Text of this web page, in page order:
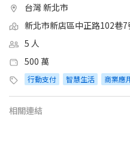
台灣 新北市
新北市新店區中正路102巷7
5 人
500 萬
行動支付 智慧生活 商業應
相關連結